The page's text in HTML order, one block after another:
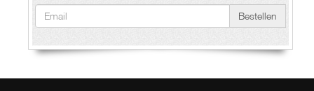
Bestellen